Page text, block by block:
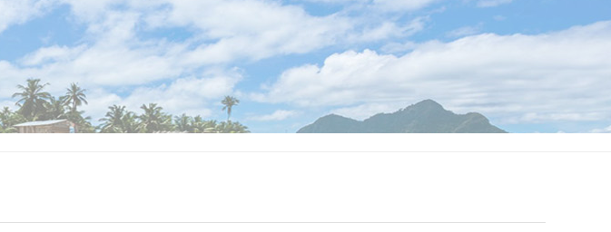
和香气，每一个细节都不放过。那些刚刚采摘
茶，描述其香气高锐，带有明显的桂皮香，茶
汤...